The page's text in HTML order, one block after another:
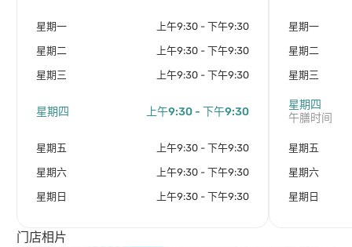
星期一 上午9:30 - 下午9:30
星期二 上午9:30 - 下午9:30
星期三 上午9:30 - 下午9:30
星期四 上午9:30 - 下午9:30
星期五 上午9:30 - 下午9:30
星期六 上午9:30 - 下午9:30
星期日 上午9:30 - 下午9:30
星期一
星期二
星期三
星期四
午膳时间
星期五
星期六
星期日
门店相片